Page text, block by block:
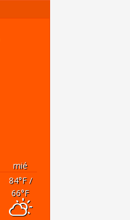
mié
84°F/
66°F